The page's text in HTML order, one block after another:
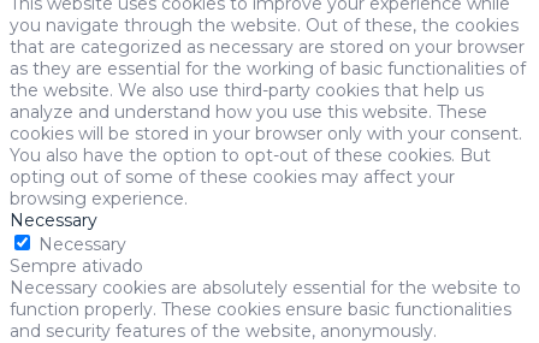
you navigate through the website. Out of these, the cookies
that are categorized as necessary are stored on your browser
as they are essential for the working of basic functionalities of
the website. We also use third-party cookies that help us
analyze and understand how you use this website. These
cookies will be stored in your browser only with your consent.
You also have the option to opt-out of these cookies. But
opting out of some of these cookies may affect your
browsing experience.
Necessary
Necessary
Sempre ativado
Necessary cookies are absolutely essential for the website to
function properly. These cookies ensure basic functionalities
and security features of the website, anonymously.